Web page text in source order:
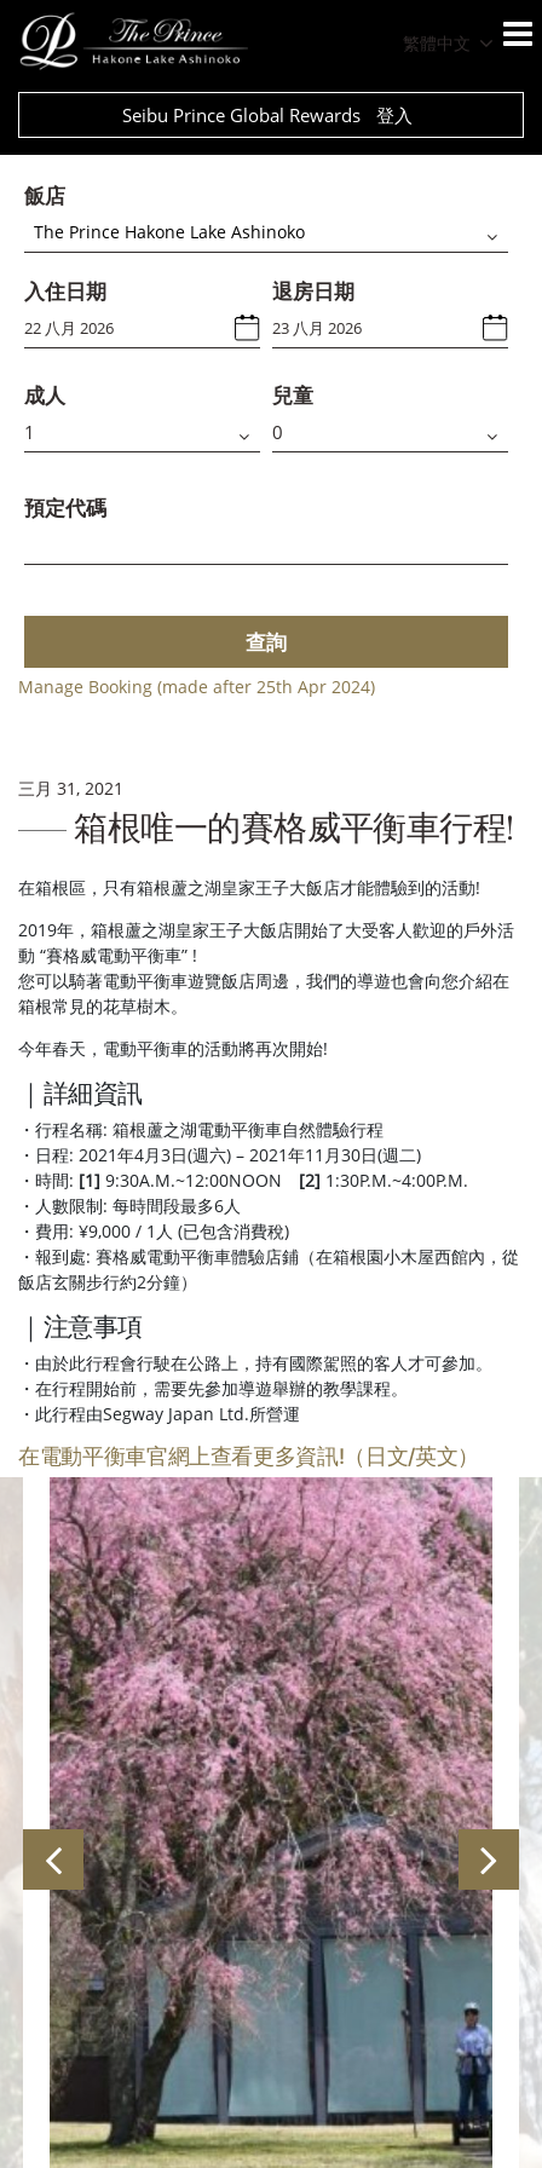
繁體中文
Seibu Prince Global Rewards 登入
飯店
The Prince Hakone Lake Ashinoko
入住日期 退房日期
成人 兒童
預定代碼
查詢
Manage Booking (made after 25th Apr 2024)
三月 31, 2021
箱根唯一的賽格威平衡車行程!
在箱根區，只有箱根蘆之湖皇家王子大飯店才能體驗到的活動!
2019年，箱根蘆之湖皇家王子大飯店開始了大受客人歡迎的戶外活
動 “賽格威電動平衡車” !
您可以騎著電動平衡車遊覽飯店周邊，我們的導遊也會向您介紹在
箱根常見的花草樹木。
今年春天，電動平衡車的活動將再次開始!
｜詳細資訊
・行程名稱: 箱根蘆之湖電動平衡車自然體驗行程
・日程: 2021年4月3日(週六) – 2021年11月30日(週二)
・時間: [1] 9:30A.M.~12:00NOON [2] 1:30P.M.~4:00P.M.
・人數限制: 每時間段最多6人
・費用: ¥9,000 / 1人 (已包含消費稅)
・報到處: 賽格威電動平衡車體驗店鋪（在箱根園小木屋西館內，從
飯店玄關步行約2分鐘）
｜注意事項
・由於此行程會行駛在公路上，持有國際駕照的客人才可參加。
・在行程開始前，需要先參加導遊舉辦的教學課程。
・此行程由Segway Japan Ltd.所營運
在電動平衡車官網上查看更多資訊!（日文/英文）